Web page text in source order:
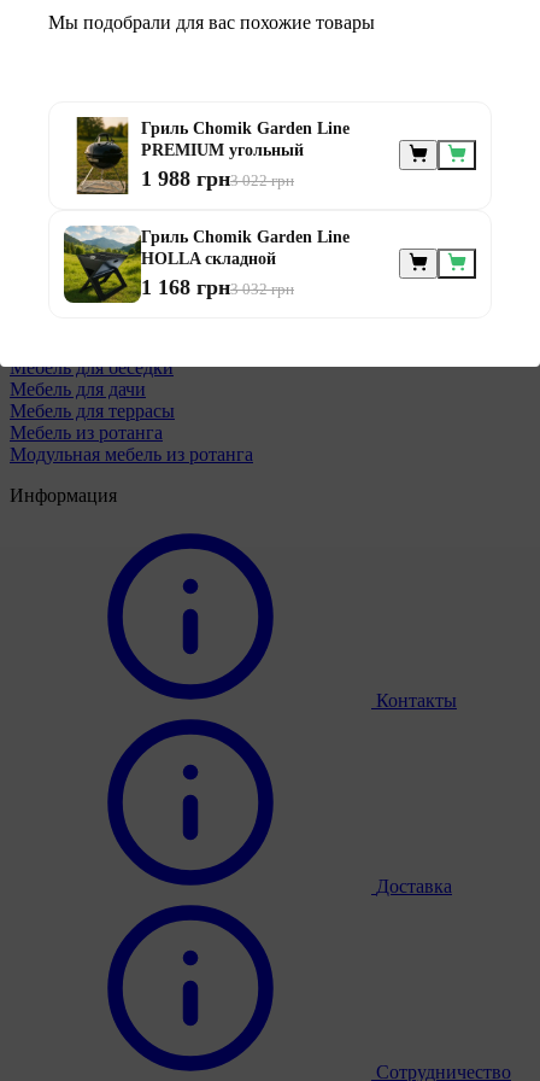
назначению
Мебель для беседки
Мебель для дачи
Мебель для террасы
Мебель из ротанга
Модульная мебель из ротанга
Информация
Контакты
Доставка
Сотрудничество
Мы подобрали для вас похожие товары
Гриль Chomik Garden Line
PREMIUM угольный
1 988 грн3 022 грн
Гриль Chomik Garden Line
HOLLA складной
1 168 грн3 032 грн